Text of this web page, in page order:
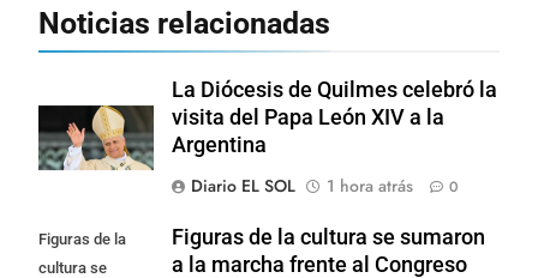
Noticias relacionadas
La Diócesis de Quilmes celebró la
visita del Papa León XIV a la
Argentina
Diario EL SOL
1 hora atrás 0
Figuras de la
cultura se
Figuras de la cultura se sumaron
a la marcha frente al Congreso